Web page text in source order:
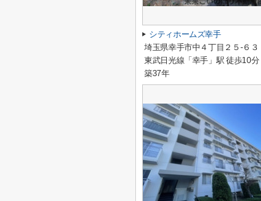
シティホームズ幸手
埼玉県幸手市中４丁目２５-６３
東武日光線「幸手」駅 徒歩10分
築37年